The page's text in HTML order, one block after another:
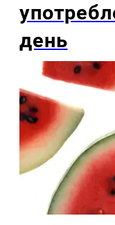
день